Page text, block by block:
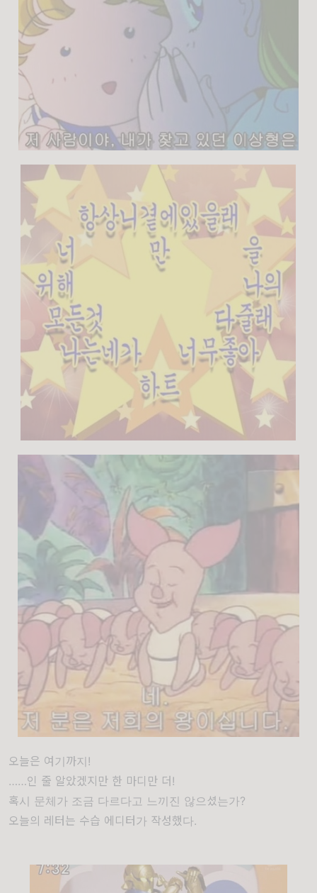
오늘은 여기까지!
……인 줄 알았겠지만 한 마디만 더!
혹시 문체가 조금 다르다고 느끼진 않으셨는가?
오늘의 레터는 수습 에디터가 작성했다.